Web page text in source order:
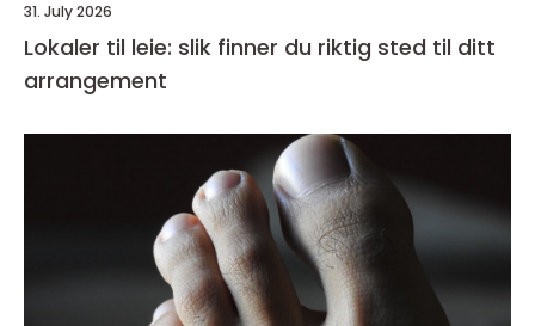
31. July 2026
Lokaler til leie: slik finner du riktig sted til ditt
arrangement